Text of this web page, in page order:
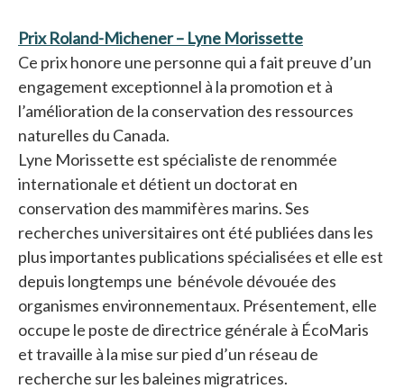
Prix Roland-Michener – Lyne Morissette
Ce prix honore une personne qui a fait preuve d’un
engagement exceptionnel à la promotion et à
l’amélioration de la conservation des ressources
naturelles du Canada.
Lyne Morissette est spécialiste de renommée
internationale et détient un doctorat en
conservation des mammifères marins. Ses
recherches universitaires ont été publiées dans les
plus importantes publications spécialisées et elle est
depuis longtemps une bénévole dévouée des
organismes environnementaux. Présentement, elle
occupe le poste de directrice générale à ÉcoMaris
et travaille à la mise sur pied d’un réseau de
recherche sur les baleines migratrices.